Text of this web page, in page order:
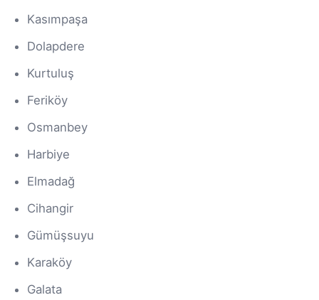
Kasımpaşa
Dolapdere
Kurtuluş
Feriköy
Osmanbey
Harbiye
Elmadağ
Cihangir
Gümüşsuyu
Karaköy
Galata